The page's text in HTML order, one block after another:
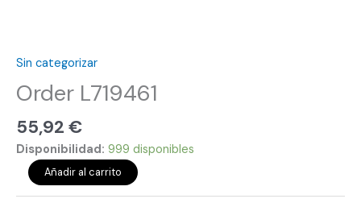
Sin categorizar
Order L719461
55,92 €
Disponibilidad: 999 disponibles
Añadir al carrito